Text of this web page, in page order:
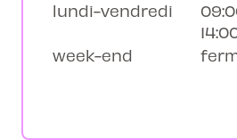
lundi-vendredi
week-end